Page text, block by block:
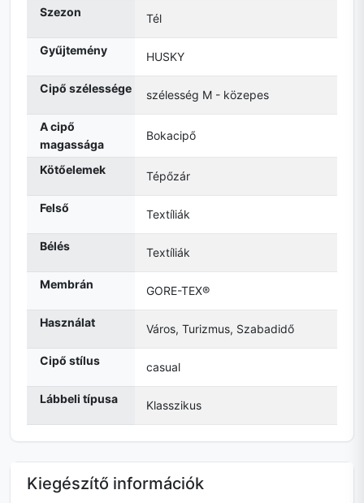
Szezon Tél
Gyűjtemény HUSKY
Cipő szélessége szélesség M - közepes
A cipő
magassága
Bokacipő
Kötőelemek Tépőzár
Felső Textíliák
Bélés Textíliák
Membrán GORE-TEX®
Használat Város, Turizmus, Szabadidő
Cipő stílus casual
Lábbeli típusa Klasszikus
Kiegészítő információk